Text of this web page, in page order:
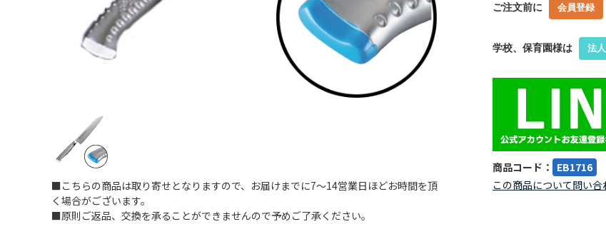
■こちらの商品は取り寄せとなりますので、お届けまでに7～14営業日ほどお時間を頂
く場合がございます。
■原則ご返品、交換を承ることができませんので予めご了承ください。
ご注文前に 会員登録
学校、保育園様は 法
商品コード： EB1716
この商品について問い合